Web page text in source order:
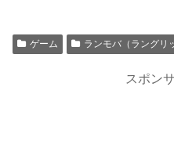
ゲーム ランモバ（ラングリ
スポン